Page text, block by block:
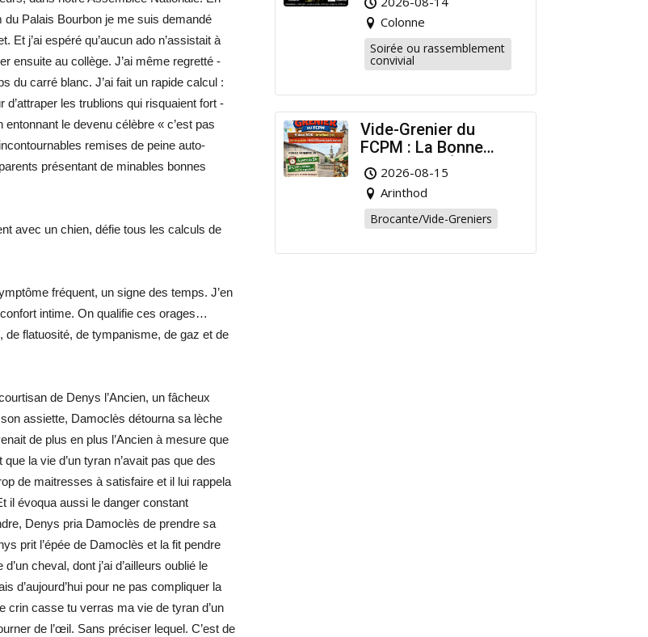
Palais Bourbon je me suis demandé
Et j’ai espéré qu’aucun ado n’assistait à
ensuite au collège. J’ai même regretté -
du carré blanc. J’ai fait un rapide calcul :
les trublions qui risquaient fort -
le devenu célèbre « c’est pas
remises de peine auto-
présentant de minables bonnes
avec un chien, défie tous les calculs de
fréquent, un signe des temps. J’en
intime. On qualifie ces orages…
flatuosité, de tympanisme, de gaz et de
de Denys l’Ancien, un fâcheux
assiette, Damoclès détourna sa lèche
de plus en plus l’Ancien à mesure que
la vie d’un tyran n’avait pas que des
de maitresses à satisfaire et il lui rappela
il évoqua aussi le danger constant
Denys pria Damoclès de prendre sa
prit l’épée de Damoclès et la fit pendre
cheval, dont j’ai d’ailleurs oublié le
d’aujourd’hui pour ne pas compliquer la
crin casse tu verras ma vie de tyran d’un
de l’œil. Sans préciser lequel. C’est de
Colonne
Soirée ou rassemblement
convivial
Vide-Grenier du
FCPM : La Bonne
Affaire de l’Été à
Arinthod !
2026-08-15
Arinthod
Brocante/Vide-Greniers